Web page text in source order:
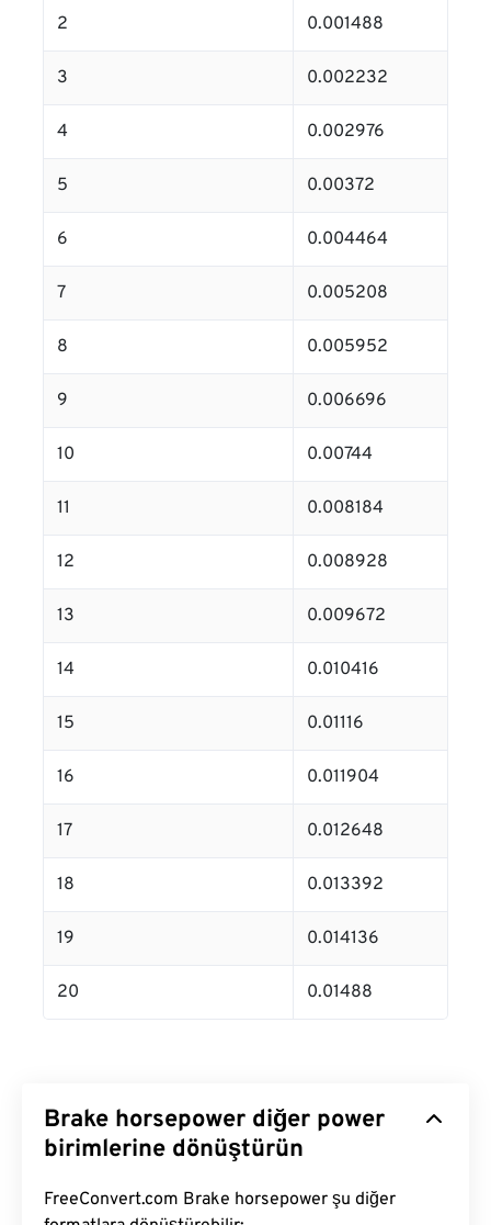
2 0.001488
3 0.002232
4 0.002976
5 0.00372
6 0.004464
7 0.005208
8 0.005952
9 0.006696
10 0.00744
11 0.008184
12 0.008928
13 0.009672
14 0.010416
15 0.01116
16 0.011904
17 0.012648
18 0.013392
19 0.014136
20 0.01488
Brake horsepower diğer power
birimlerine dönüştürün
FreeConvert.com Brake horsepower şu diğer